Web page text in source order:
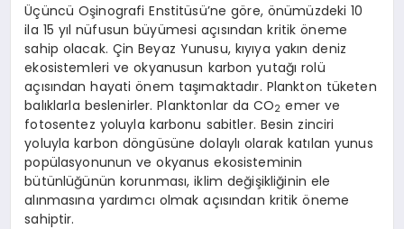
Üçüncü Oşinografi Enstitüsü’ne göre, önümüzdeki 10
ila 15 yıl nüfusun büyümesi açısından kritik öneme
sahip olacak. Çin Beyaz Yunusu, kıyıya yakın deniz
ekosistemleri ve okyanusun karbon yutağı rolü
açısından hayati önem taşımaktadır. Plankton tüketen
balıklarla beslenirler. Planktonlar da CO2 emer ve
fotosentez yoluyla karbonu sabitler. Besin zinciri
yoluyla karbon döngüsüne dolaylı olarak katılan yunus
popülasyonunun ve okyanus ekosisteminin
bütünlüğünün korunması, iklim değişikliğinin ele
alınmasına yardımcı olmak açısından kritik öneme
sahiptir.